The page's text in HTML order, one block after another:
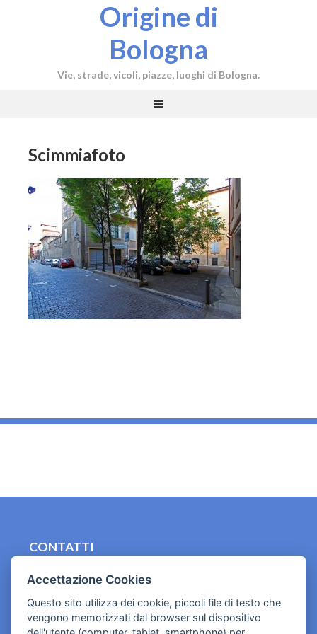
Origine di
Bologna
Vie, strade, vicoli, piazze, luoghi di Bologna.
Scimmiafoto
CONTATTI
Cookies e informativa privacy
Accettazione Cookies
Questo sito utilizza dei cookie, piccoli file di testo che
vengono memorizzati dal browser sul dispositivo